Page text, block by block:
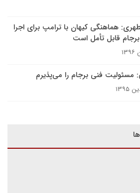
هماهنگی کیهان با ترامپ برای اجرا
قابل تأمل است
مسئولیت فنی برجام را می‌پذیرم